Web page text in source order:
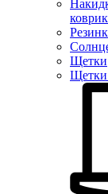
Щетки
Щетки